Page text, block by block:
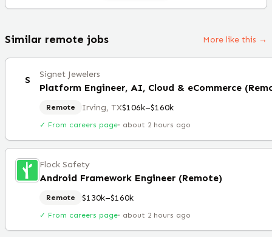
Similar remote jobs More like this →
S Signet Jewelers
Platform Engineer, AI, Cloud & eCommerce
Remote Irving, TX$106k–$160k
✓ From careers page· about 2 hours ago
Flock Safety
Android Framework Engineer (Remote)
Remote $130k–$160k
✓ From careers page· about 2 hours ago